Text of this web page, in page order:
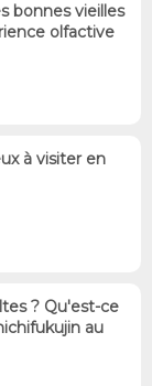
bonnes vieilles
olfactive
à visiter en
? Qu'est-ce
au